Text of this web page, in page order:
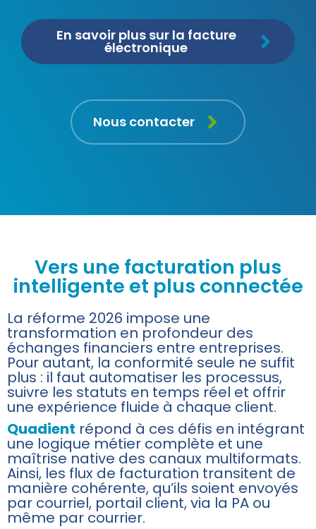
En savoir plus sur la facture
électronique
Nous contacter
Vers une facturation plus
intelligente et plus connectée
La réforme 2026 impose une
transformation en profondeur des
échanges financiers entre entreprises.
Pour autant, la conformité seule ne suffit
plus : il faut automatiser les processus,
suivre les statuts en temps réel et offrir
une expérience fluide à chaque client.
Quadient répond à ces défis en intégrant
une logique métier complète et une
maîtrise native des canaux multiformats.
Ainsi, les flux de facturation transitent de
manière cohérente, qu’ils soient envoyés
par courriel, portail client, via la PA ou
même par courrier.